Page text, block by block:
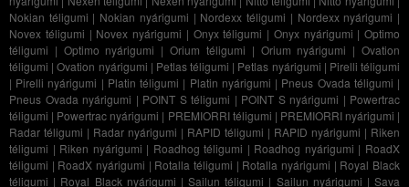
Nokian téligumi | Nokian nyárigumi | Nordexx téligumi | Nordexx nyárigumi |
Novex téligumi | Novex nyárigumi | Onyx téligumi | Onyx nyárigumi | Optimo
téligumi | Optimo nyárigumi |Orium téligumi | Orium nyárigumi |Ovation
téligumi |Ovation nyárigumi | Petlas téligumi | Petlas nyárigumi | Pirelli téligumi
| Pirelli nyárigumi | Platin téligumi | Platin nyárigumi | Pneus Ovada téligumi |
Pneus Ovada nyárigumi | POINT S téligumi | POINT S nyárigumi | Powertrac
téligumi | Powertrac nyárigumi | PREMIORRI téligumi | PREMIORRI nyárigumi |
Radar téligumi | Radar nyárigumi | RAPID téligumi | RAPID nyárigumi | Riken
téligumi | Riken nyárigumi | Roadhog téligumi | Roadhog nyárigumi | RoadX
téligumi | RoadX nyárigumi | Rotalla téligumi | Rotalla nyárigumi | Royal Black
téligumi | Royal Black nyárigumi |Sailun téligumi | Sailun nyárigumi |Sava